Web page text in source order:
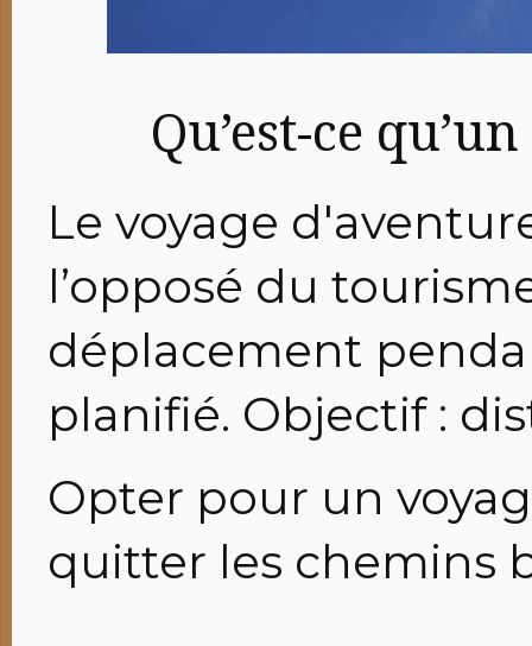
Qu’est-ce
Le voyage
l’opposé du
déplacement
planifié. Objectif :
Opter pour un
quitter les chemins